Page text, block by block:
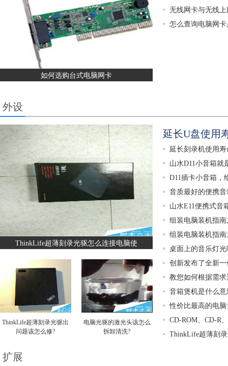
如何选购台式电脑网卡
无线网卡与无线
怎么查询电脑网
外设
ThinkLife超薄刻录光驱怎么连接电脑使
ThinkLife超薄刻录光驱出
问题该怎么修?
电脑光驱的激光头该怎么
拆卸清洗?
延长U盘使用
延长刻录机使用
山水D11小音箱就
D11插卡小音箱，
音质最好的便携
山水E11便携式音
组装电脑装机指
组装电脑装机指
桌面上的音乐灯
创新发布了全新
教您如何根据需
音箱煲机是什么
性价比最高的电脑
CD-ROM、CD-R
ThinkLife超薄刻
扩展